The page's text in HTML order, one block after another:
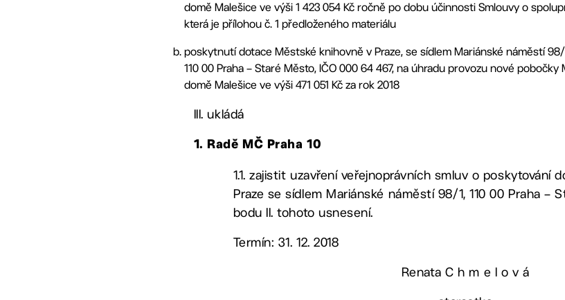
domě Malešice ve výši 1 423 054 Kč ročně po dobu účinnosti Smlouvy o
která je přílohou č. 1 předloženého materiálu
poskytnutí dotace Městské knihovně v Praze, se sídlem Mariánské náměstí 98/
110 00 Praha – Staré Město, IČO 000 64 467, na úhradu provozu nové
domě Malešice ve výši 471 051 Kč za rok 2018
III. ukládá
1. Radě MČ Praha 10
1.1. zajistit uzavření veřejnoprávních smluv o poskytování
Praze se sídlem Mariánské náměstí 98/1, 110 00 Praha –
bodu II. tohoto usnesení.
Termín: 31. 12. 2018
Renata C h m e l o v á